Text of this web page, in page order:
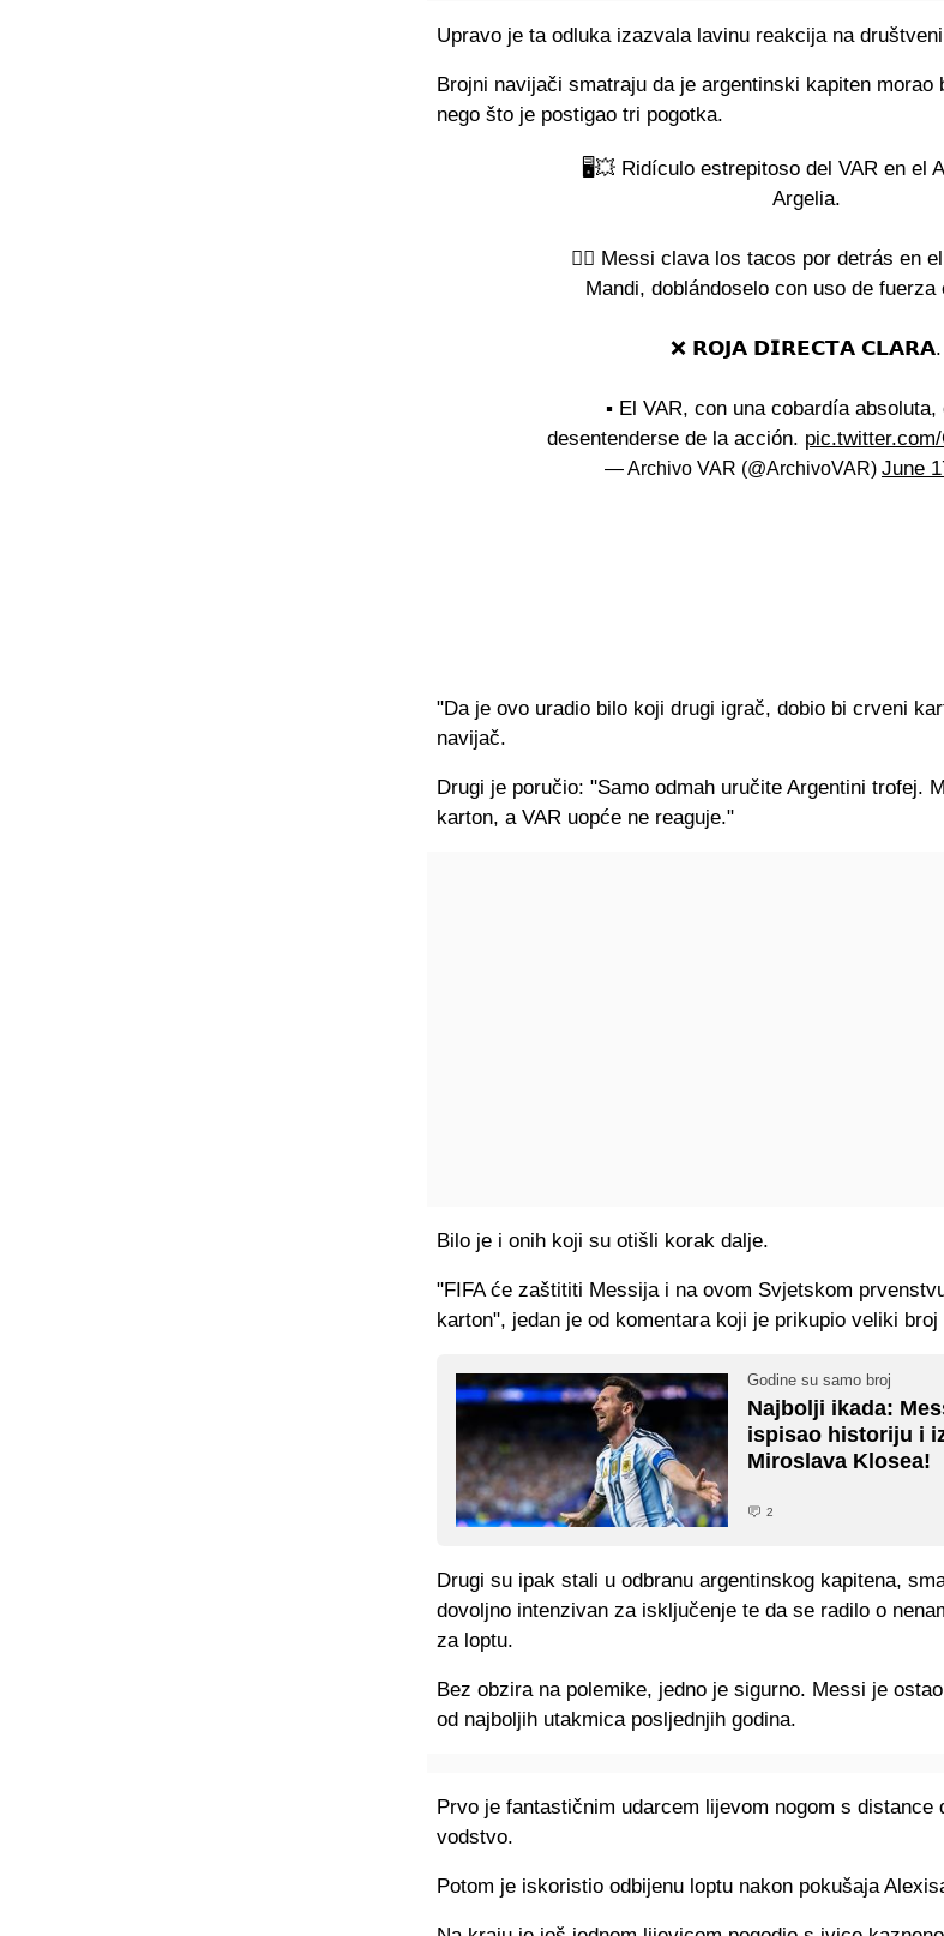
Upravo je ta odluka izazvala lavinu reakcija na
Brojni navijači smatraju da je argentinski kapiten morao
nego što je postigao tri pogotka.
🖥️💥 Ridículo estrepitoso del VAR en el
Argelia.
👉🏻 Messi clava los tacos por detrás en
Mandi, doblándoselo con uso de fuerza
❌ 𝗥𝗢𝗝𝗔 𝗗𝗜𝗥𝗘𝗖𝗧𝗔 𝗖𝗟𝗔𝗥𝗔.
▪️ El VAR, con una cobardía absoluta,
desentenderse de la acción.
— Archivo VAR (@ArchivoVAR) June
"Da je ovo uradio bilo koji drugi igrač, dobio bi crveni
navijač.
Drugi je poručio: "Samo odmah uručite Argentini trofej.
karton, a VAR uopće ne reaguje."
Bilo je i onih koji su otišli korak dalje.
"FIFA će zaštititi Messija i na ovom Svjetskom
karton", jedan je od komentara koji je prikupio veliki broj
Godine su samo broj
Najbolji ikada:
ispisao historiju i
Miroslava Klosea!
2
Drugi su ipak stali u odbranu argentinskog kapitena,
dovoljno intenzivan za isključenje te da se radilo o
za loptu.
Bez obzira na polemike, jedno je sigurno. Messi je
od najboljih utakmica posljednjih godina.
Prvo je fantastičnim udarcem lijevom nogom s distance
vodstvo.
Potom je iskoristio odbijenu loptu nakon pokušaja